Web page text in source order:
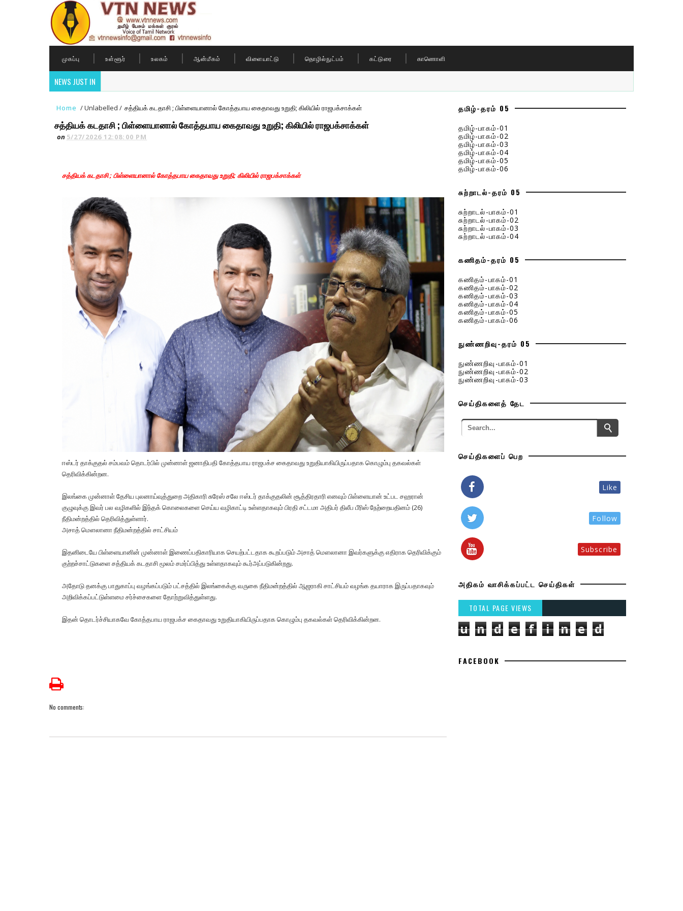
முகப்பு உள்ளூர் உலகம் ஆன்மீகம் விளையாட்டு தொழில்நுட்பம் கட்டுரை காணொளி
NEWS JUST IN
Home /Unlabelled/ சத்தியக் கடதாசி ; பிள்ளையானால் கோத்தபாய கைதாவது உறுதி; கிலியில் ராஜபக்சாக்கள்
சத்தியக் கடதாசி ; பிள்ளையானால் கோத்தபாய கைதாவது உறுதி; கிலியில் ராஜபக்சாக்கள்
on 5/27/2026 12:08:00 PM
சத்தியக் கடதாசி ; பிள்ளையானால் கோத்தபாய கைதாவது உறுதி; கிலியில் ராஜபக்சாக்கள்
ஈஸ்டர் தாக்குதல் சம்பவம் தொடர்பில் முன்னாள் ஜனாதிபதி கோத்தபாய ராஜபக்ச கைதாவது உறுதியாகியிருப்பதாக கொழும்பு தகவல்கள்
தெரிவிக்கின்றன.
இலங்கை முன்னாள் தேசிய புலனாய்வுத்துறை அதிகாரி சுரேஸ் சலே ஈஸ்டர் தாக்குதலின் சூத்திரதாரி எனவும் பிள்ளையான் உட்பட சஹரான்
குழுவுக்கு இவர் பல வழிகளில் இந்தக் கொலைகளை செய்ய வழிகாட்டி உள்ளதாகவும் பிரதி சட்டமா அதிபர் திலீப பீரிஸ் நேற்றையதினம் (26)
நீதிமன்றத்தில் தெரிவித்துள்ளார்.
அசாத் மௌலானா நீதிமன்றத்தில் சாட்சியம்
இதனிடையே பிள்ளையானின் முன்னாள் இணைப்பதிகாரியாக செயற்பட்டதாக கூறப்படும் அசாத் மௌலானா இவர்களுக்கு எதிராக தெரிவிக்கும்
குற்றச்சாட்டுகளை சத்தியக் கடதாசி மூலம் சமர்ப்பித்து உள்ளதாகவும் கூர்அப்படுகின்றது.
அதோடு தனக்கு பாதுகாப்பு வழங்கப்படும் பட்சத்தில் இலங்கைக்கு வருகை நீதிமன்றத்தில் ஆஜராகி சாட்சியம் வழங்க தயாராக இருப்பதாகவும்
அறிவிக்கப்பட்டுள்ளமை சர்ச்சைகளை தோற்றுவித்துள்ளது.
இதன் தொடர்ச்சியாகவே கோத்தபாய ராஜபக்ச கைதாவது உறுதியாகியிருப்பதாக கொழும்பு தகவல்கள் தெரிவிக்கின்றன.
No comments:
தமிழ்-தரம் 05
தமிழ்-பாகம்-01
தமிழ்-பாகம்-02
தமிழ்-பாகம்-03
தமிழ்-பாகம்-04
தமிழ்-பாகம்-05
தமிழ்-பாகம்-06
சுற்றாடல்-தரம் 05
சுற்றாடல்-பாகம்-01
சுற்றாடல்-பாகம்-02
சுற்றாடல்-பாகம்-03
சுற்றாடல்-பாகம்-04
கணிதம்-தரம் 05
கணிதம்-பாகம்-01
கணிதம்-பாகம்-02
கணிதம்-பாகம்-03
கணிதம்-பாகம்-04
கணிதம்-பாகம்-05
கணிதம்-பாகம்-06
நுண்ணறிவு-தரம் 05
நுண்ணறிவு-பாகம்-01
நுண்ணறிவு-பாகம்-02
நுண்ணறிவு-பாகம்-03
செய்திகளைத் தேட
செய்திகளைப் பெற
Like
Follow
Subscribe
அதிகம் வாசிக்கப்பட்ட செய்திகள்
TOTAL PAGE VIEWS
u n d e f i n e d
FACEBOOK